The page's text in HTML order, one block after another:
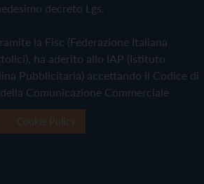
decreto Lgs.
la Fisc (Federazione Italiana
ha aderito allo IAP (Istituto
Pubblicitaria) accettando il Codice di
Comunicazione Commerciale